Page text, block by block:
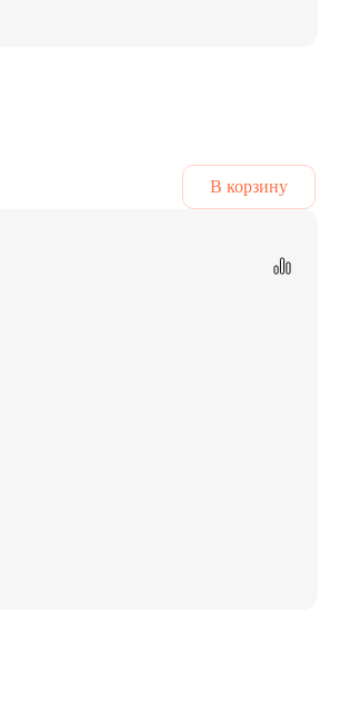
В корзину